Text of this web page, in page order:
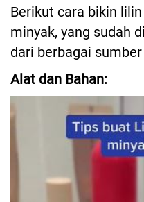
Berikut cara bikin
minyak, yang sudah
dari berbagai
Alat dan Bahan: